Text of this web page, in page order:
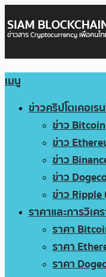
เมนู
ข่าวคริปโตเคอเร
ข่าว Bitcoin
ข่าว
ข่าว
ข่าว
ข่าว Ripple
ราคาและการวิเค
ราคา
ราคา
ราคา